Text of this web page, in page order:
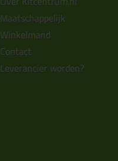
Maatschappelijk
Winkelmand
Contact
Leverancier worden?